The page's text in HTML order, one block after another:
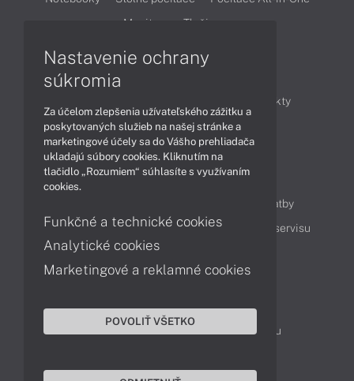
Monitory
Tlačiarne
Produkty
Technológie
Videá
Obsah
Možnosti doručenia a platby
Podpora a servis
Servisné služby Cenník servisu
Kontakty
043 4224 771
Obchodné oddelenie
Reklamácia tovaru
Nastavenie ochrany
súkromia
Za účelom zlepšenia užívateľského zážitku a
poskytovaných služieb na našej stránke a
marketingové účely sa do Vášho prehliadača
ukladajú súbory cookies. Kliknutím na
tlačidlo „Rozumiem“ súhlasíte s využívaním
cookies.
Funkčné a technické cookies
Analytické cookies
Marketingové a reklamné cookies
POVOLIŤ VŠETKO